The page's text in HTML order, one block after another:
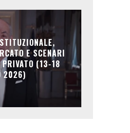
E SCENARI
(13-18
2026)